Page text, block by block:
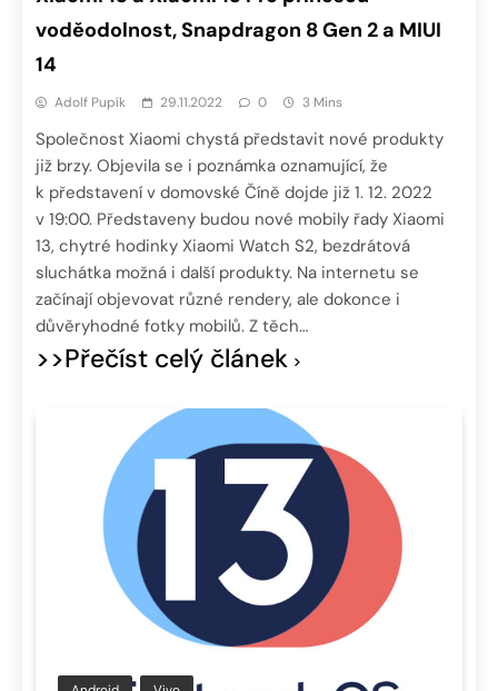
voděodolnost, Snapdragon 8 Gen 2 a MIUI
14
Adolf Pupík 29.11.2022 0 3 Mins
Společnost Xiaomi chystá představit nové produkty
již brzy. Objevila se i poznámka oznamující, že
k představení v domovské Číně dojde již 1. 12. 2022
v 19:00. Představeny budou nové mobily řady Xiaomi
13, chytré hodinky Xiaomi Watch S2, bezdrátová
sluchátka možná i další produkty. Na internetu se
začínají objevovat různé rendery, ale dokonce i
důvěryhodné fotky mobilů. Z těch…
>>Přečíst celý článek